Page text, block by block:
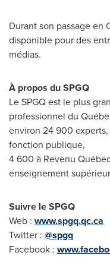
Durant son passage en
disponible pour des
médias.
À propos du SPGQ
Le SPGQ est le plus
professionnel du
environ 24 900
fonction publique,
4 600 à Revenu
enseignement
Suivre le SPGQ
Web : www.spgq.qc.ca
Twitter : @spgq
Facebook :